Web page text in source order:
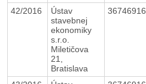
42/2016
Ústav
stavebnej
ekonomiky
s.r.o.
Miletičova
21,
Bratislava